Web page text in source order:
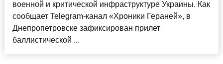
военной и критической инфраструктуре Украины. Как
сообщает Telegram-канал «Хроники Гераней», в
Днепропетровске зафиксирован прилет
баллистической ...